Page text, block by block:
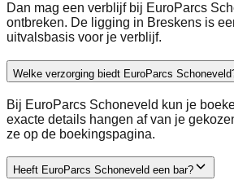
Dan mag een verblijf bij EuroParcs
ontbreken. De ligging in Breskens is
uitvalsbasis voor je verblijf.
Welke verzorging biedt EuroParcs
Bij EuroParcs Schoneveld kun je
exacte details hangen af van je
ze op de boekingspagina.
Heeft EuroParcs Schoneveld een bar?